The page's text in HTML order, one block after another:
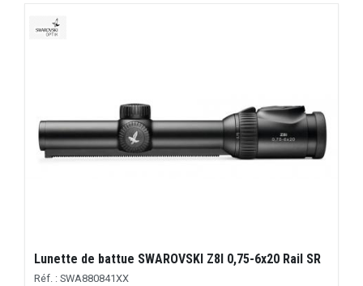
Lunette de battue SWAROVSKI Z8I 0,75-6x20 Rail SR
Réf. : SWA880841XX